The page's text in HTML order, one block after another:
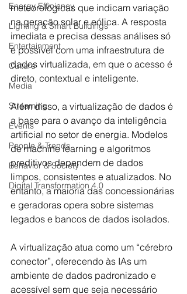
Energy Efficiency
Lighting & Smart Buildings
Entertainment
Culture
Media
Streaming
Events
People & Trends
Behavior & Society
Digital Transformation 4.0
meteorológicas que indicam variação
na geração solar e eólica. A resposta
imediata e precisa dessas análises só
é possível com uma infraestrutura de
dados virtualizada, em que o acesso é
direto, contextual e inteligente.
Além disso, a virtualização de dados é
a base para o avanço da inteligência
artificial no setor de energia. Modelos
de machine learning e algoritmos
preditivos dependem de dados
limpos, consistentes e atualizados. No
entanto, a maioria das concessionárias
e geradoras opera sobre sistemas
legados e bancos de dados isolados.
A virtualização atua como um “cérebro
conector”, oferecendo às IAs um
ambiente de dados padronizado e
acessível sem que seja necessário